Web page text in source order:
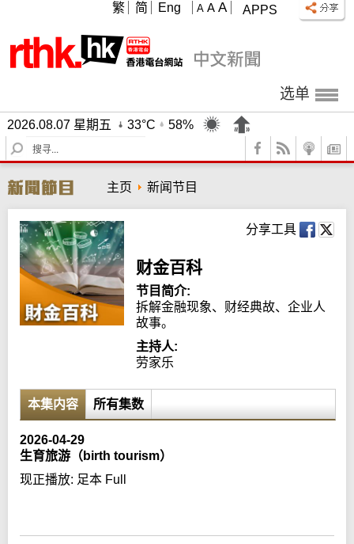
APPS
A A A
繁 简 Eng
选单
2026.08.07 星期五 33°C
58%
S
e
r
c
h
主页 新闻节目
分享工具
财金百科
节目简介:
拆解金融现象、财经典故、企业人
故事。
主持人:
劳家乐
本集内容 所有集数
2026-04-29
生育旅游（birth tourism）
现正播放: 足本 Full